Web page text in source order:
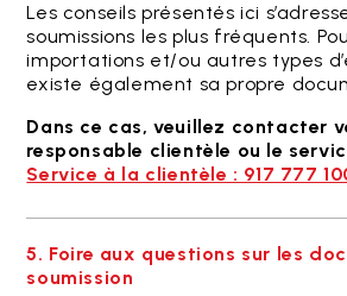
Les conseils présentés ici
soumissions les plus fréquents.
importations et/ou autres types
existe également sa propre
Dans ce cas, veuillez contacter
responsable clientèle ou le
Service à la clientèle : 917 777
5. Foire aux questions sur les
soumission